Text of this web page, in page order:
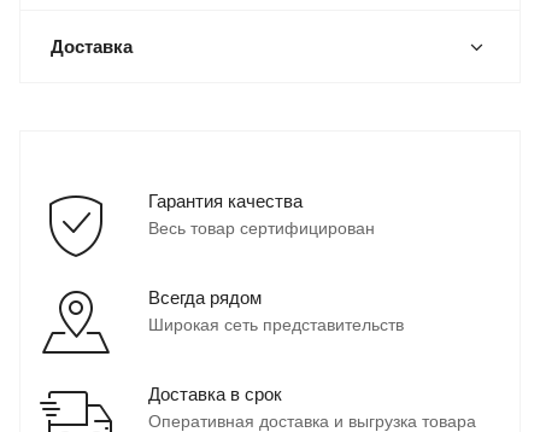
Доставка
Гарантия качества
Весь товар сертифицирован
Всегда рядом
Широкая сеть представительств
Доставка в срок
Оперативная доставка и выгрузка товара